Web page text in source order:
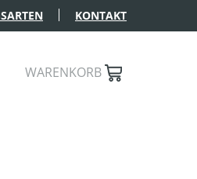
KONTAKT
WARENKORB